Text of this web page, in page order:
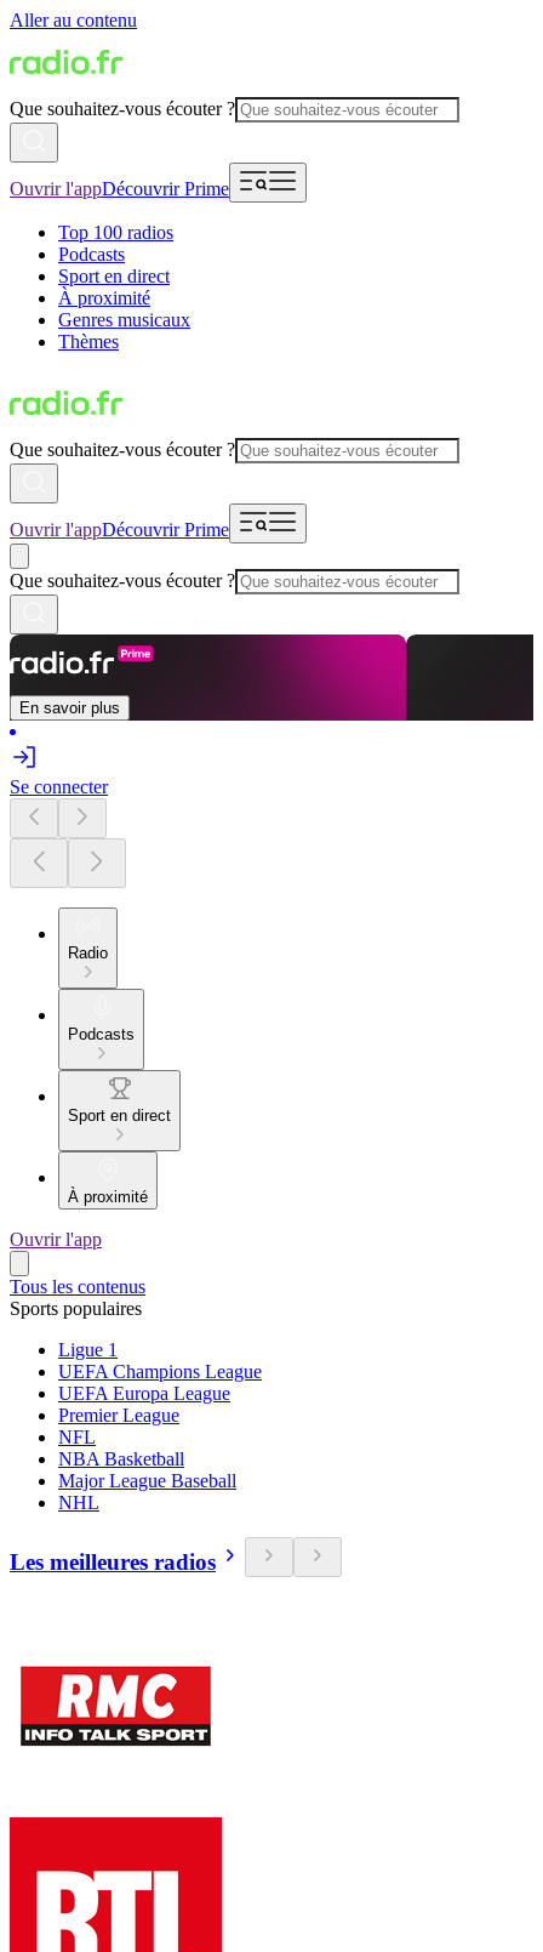
Aller au contenu
Que souhaitez-vous écouter ?
Ouvrir l'appDécouvrir Prime
Top 100 radios
Podcasts
Sport en direct
À proximité
Genres musicaux
Thèmes
Que souhaitez-vous écouter ?
Ouvrir l'appDécouvrir Prime
Que souhaitez-vous écouter ?
En savoir plus
Se connecter
Radio
Podcasts
Sport en direct
À proximité
Ouvrir l'app
Tous les contenus
Sports populaires
Ligue 1
UEFA Champions League
UEFA Europa League
Premier League
NFL
NBA Basketball
Major League Baseball
NHL
Les meilleures radios